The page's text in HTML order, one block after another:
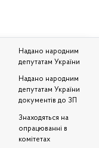
Надано народним
депутатам України
Надано народним
депутатам України
документів до ЗП
Знаходяться на
опрацюванні в
комітетах